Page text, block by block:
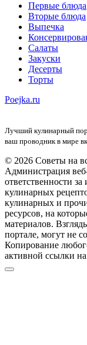
Первые блюда
Вторые блюда
Выпечка
Салаты
Закуски
Десерты
Торты
Poejka.ru
Лучший кулинарный
ваш проводник в мире
© 2026 Советы на
Администрация
ответственности
кулинарных
кулинарных и
ресурсов, на
материалов.
портале, могут не
Копирование
активной ссылки